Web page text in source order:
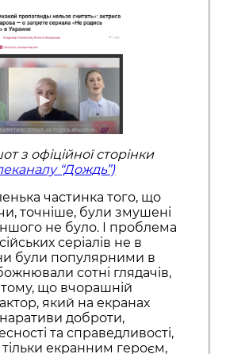
з офіційної сторінки
“Дождь”)
частинка того, що
точніше, були змушені
не було. І проблема
серіалів не в
були популярними в
сотні глядачів,
що вчорашній
який на екранах
доброти,
та справедливості,
екранним героєм,